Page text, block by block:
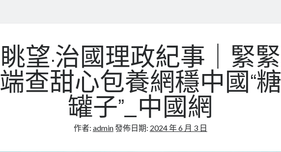
眺望·治國理政紀事｜緊緊
端查甜心包養網穩中國“糖
罐子”_中國網
作者: admin發佈日期: 2024 年 6 月 3 日